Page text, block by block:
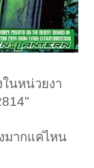
นหน่วยงา
มากแค่ไหน